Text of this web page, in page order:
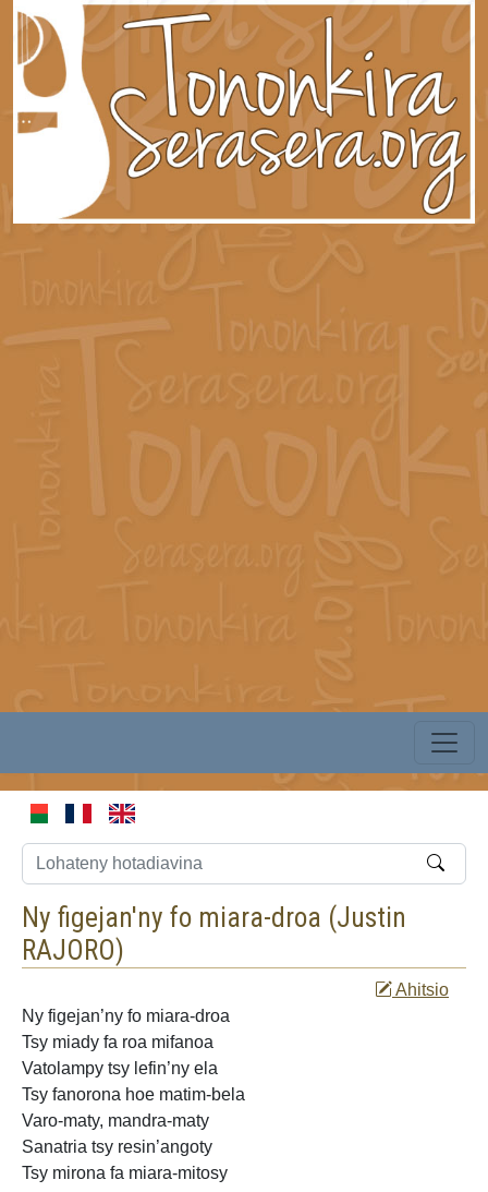
Ny figejan'ny fo miara-droa (Justin
RAJORO)
Ahitsio
Ny figejan’ny fo miara-droa
Tsy miady fa roa mifanoa
Vatolampy tsy lefin’ny ela
Tsy fanorona hoe matim-bela
Varo-maty, mandra-maty
Sanatria tsy resin’angoty
Tsy mirona fa miara-mitosy